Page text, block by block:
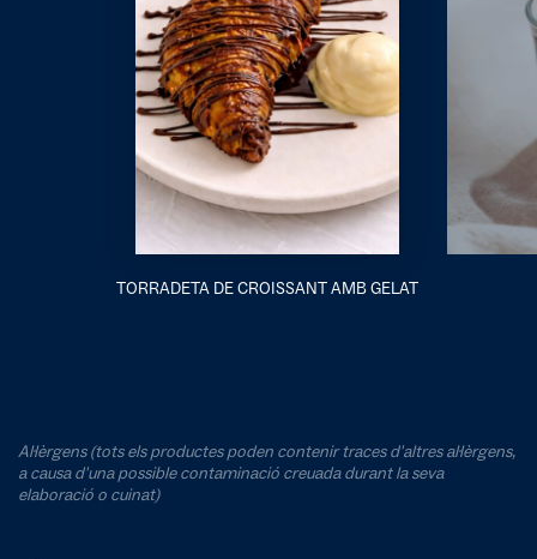
TORRADETA DE CROISSANT AMB GELAT
Al·lèrgens (tots els productes poden contenir traces d'altres al·lèrgens,
a causa d'una possible contaminació creuada durant la seva
elaboració o cuinat)